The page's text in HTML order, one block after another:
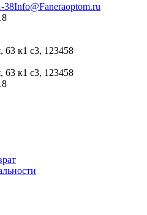
38Info@Faneraoptom.ru
63 к1 с3, 123458
63 к1 с3, 123458